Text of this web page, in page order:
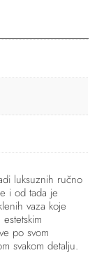
luksuznih ručno
i od tada je
vaza koje
po svom
svakom detalju.